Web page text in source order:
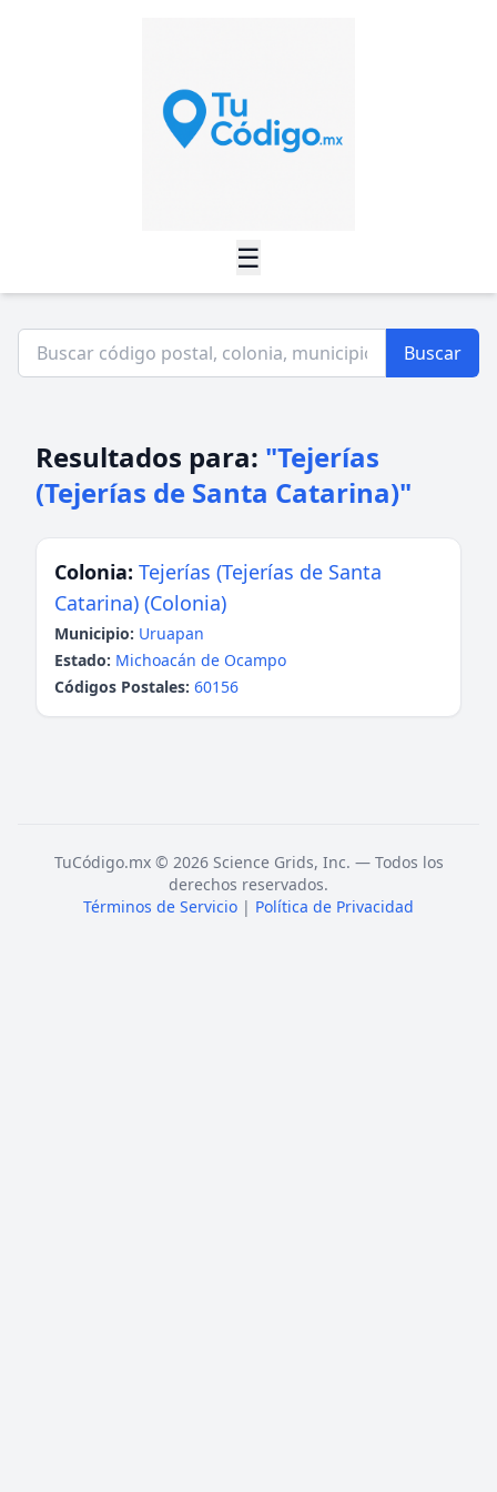
☰
Buscar
Resultados para: "Tejerías
(Tejerías de Santa Catarina)"
Colonia: Tejerías (Tejerías de Santa
Catarina) (Colonia)
Municipio: Uruapan
Estado: Michoacán de Ocampo
Códigos Postales: 60156
TuCódigo.mx © 2026 Science Grids, Inc. — Todos los
derechos reservados.
Términos de Servicio | Política de Privacidad